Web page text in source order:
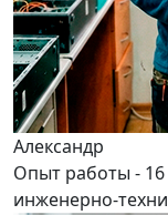
Александр
Опыт работы -
инженерно-